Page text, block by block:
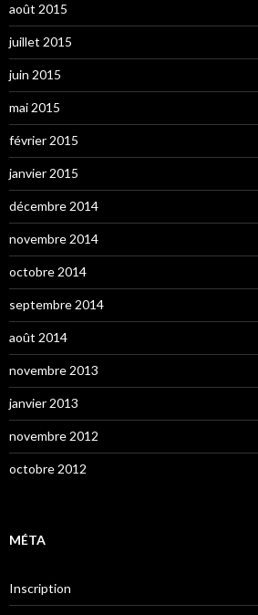
août 2015
juillet 2015
juin 2015
mai 2015
février 2015
janvier 2015
décembre 2014
novembre 2014
octobre 2014
septembre 2014
août 2014
novembre 2013
janvier 2013
novembre 2012
octobre 2012
MÉTA
Inscription